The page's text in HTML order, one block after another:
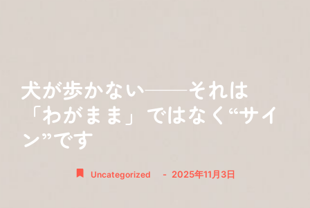
犬が歩かない——それは
「わがまま」ではなく“サイ
ン”です
Uncategorized - 2025年11月3日